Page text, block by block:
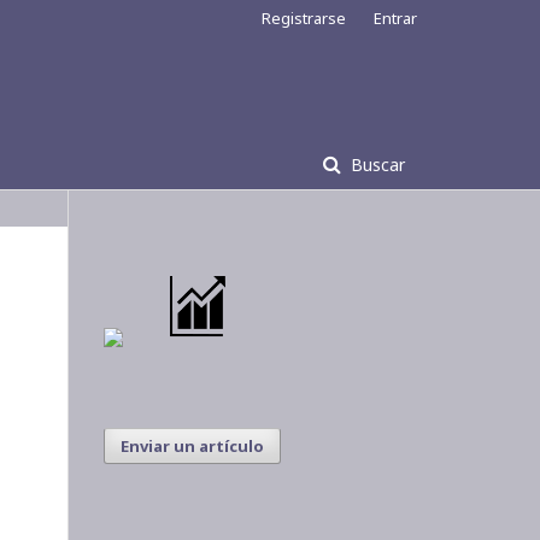
Buscar
Registrarse Entrar
Enviar un artículo